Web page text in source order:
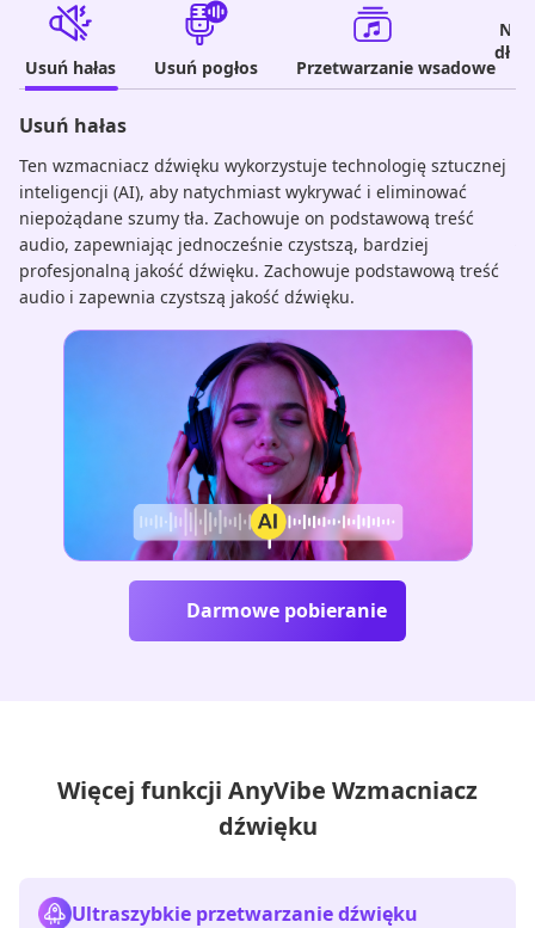
Usuń hałas Usuń pogłos Przetwarzanie wsadowe
Usuń hałas
Ten wzmacniacz dźwięku wykorzystuje technologię sztucznej
inteligencji (AI), aby natychmiast wykrywać i eliminować
niepożądane szumy tła. Zachowuje on podstawową treść
audio, zapewniając jednocześnie czystszą, bardziej
profesjonalną jakość dźwięku. Zachowuje podstawową treść
audio i zapewnia czystszą jakość dźwięku.
Darmowe pobieranie
Więcej funkcji AnyVibe Wzmacniacz
dźwięku
Ultraszybkie przetwarzanie dźwięku